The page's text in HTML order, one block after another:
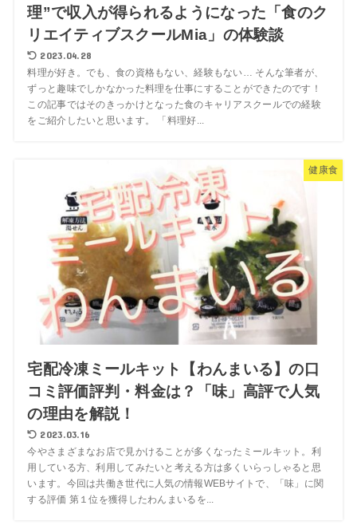
理”で収入が得られるようになった「食のク
リエイティブスクールMia」の体験談
2023.04.28
料理が好き。でも、食の資格もない、経験もない… そんな筆者が、
ずっと趣味でしかなかった料理を仕事にすることができたのです！
この記事ではそのきっかけとなった食のキャリアスクールでの経験
をご紹介したいと思います。 「料理好...
健康食
宅配冷凍ミールキット【わんまいる】の口
コミ評価評判・料金は？「味」高評で人気
の理由を解説！
2023.03.16
今やさまざまなお店で見かけることが多くなったミールキット。利
用している方、利用してみたいと考える方は多くいらっしゃると思
います。今回は共働き世代に人気の情報WEBサイトで、「味」に関
する評価 第１位を獲得したわんまいるを...